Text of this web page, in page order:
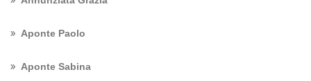
Aponte Paolo
Aponte Sabina